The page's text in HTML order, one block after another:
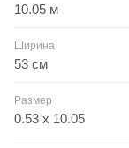
10.05 м
Ширина
53 см
Размер
0.53 x 10.05